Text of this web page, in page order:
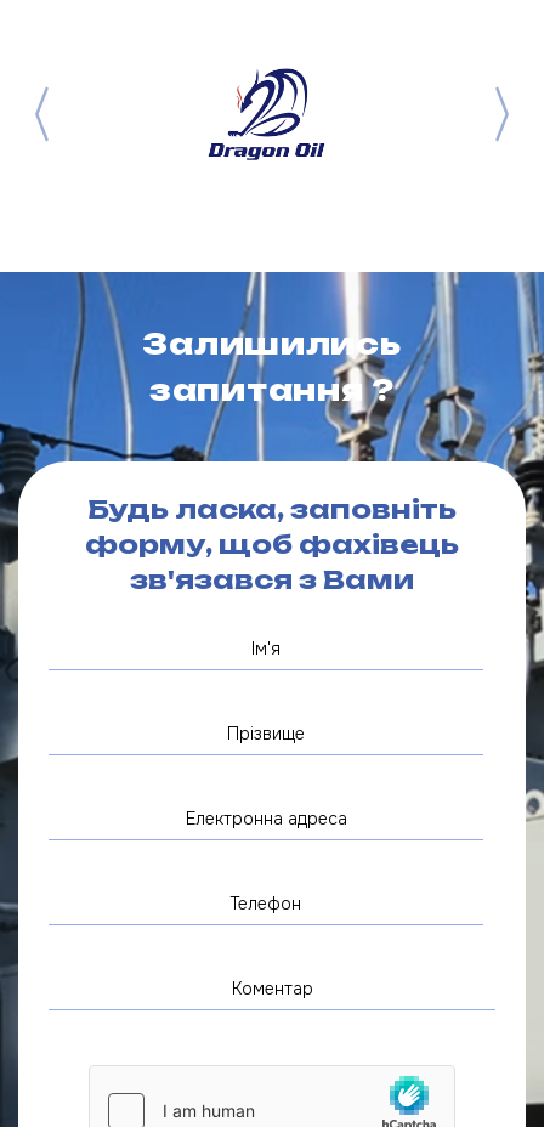
Залишились
запитання ?
Будь ласка, заповніть
форму, щоб фахівець
зв'язався з Вами